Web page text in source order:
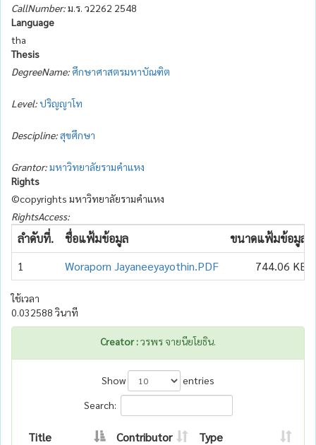
CallNumber:ม.ร. ว2262 2548
Language
tha
Thesis
DegreeName: ศึกษาศาสตรมหาบัณฑิต
Level:ปริญญาโท
Descipline:สุขศึกษา
Grantor:มหาวิทยาลัยรามคำแหง
Rights
©copyrights มหาวิทยาลัยรามคำแหง
RightsAccess:
ลำดับที่. ชื่อแฟ้มข้อมูล
ขนาดแฟ้มข้อมูล
1
Woraporn Jayaneeyayothin.PDF 744.06 KB
ใช้เวลา
0.032588 วินาที
Creator :วรพร จายนียโยธิน.
Show
entries
Search:
Title Contributor
Type